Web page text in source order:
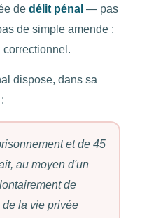
de délit pénal — pas
de simple amende :
dispose, dans sa
et de 45
au moyen d'un
de
la vie privée